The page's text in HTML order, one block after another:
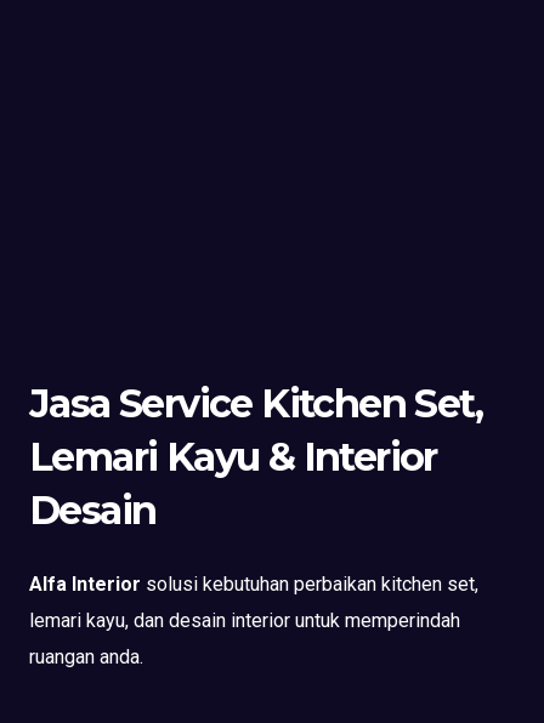
Jasa Service Kitchen Set,
Lemari Kayu & Interior
Desain
Alfa Interior solusi kebutuhan perbaikan kitchen set,
lemari kayu, dan desain interior untuk memperindah
ruangan anda.